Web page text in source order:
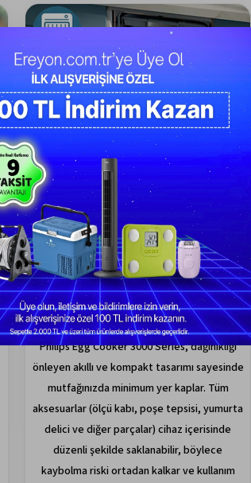
Kompakt Tasarım & Kolay
Temizlik:
Philips Egg Cooker 3000 Series, dağınıklığı
önleyen akıllı ve kompakt tasarımı sayesinde
mutfağınızda minimum yer kaplar. Tüm
aksesuarlar (ölçü kabı, poşe tepsisi, yumurta
delici ve diğer parçalar) cihaz içerisinde
düzenli şekilde saklanabilir, böylece
kaybolma riski ortadan kalkar ve kullanım